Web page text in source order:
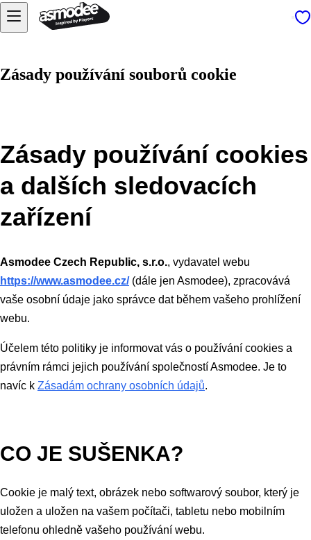
Zásady používání souborů cookie
Zásady používání cookies
a dalších sledovacích
zařízení
Asmodee Czech Republic, s.r.o., vydavatel webu
https://www.asmodee.cz/(dále jen Asmodee), zpracovává
vaše osobní údaje jako správce dat během vašeho prohlížení
webu.
Účelem této politiky je informovat vás o používání cookies a
právním rámci jejich používání společností Asmodee. Je to
navíc k Zásadám ochrany osobních údajů.
CO JE SUŠENKA?
Cookie je malý text, obrázek nebo softwarový soubor, který je
uložen a uložen na vašem počítači, tabletu nebo mobilním
telefonu ohledně vašeho používání webu.